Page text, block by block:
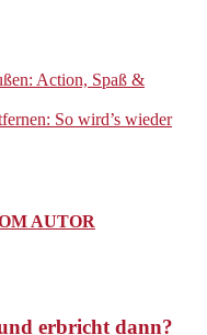
Action, Spaß &
So wird’s wieder
AUTOR
erbricht dann?